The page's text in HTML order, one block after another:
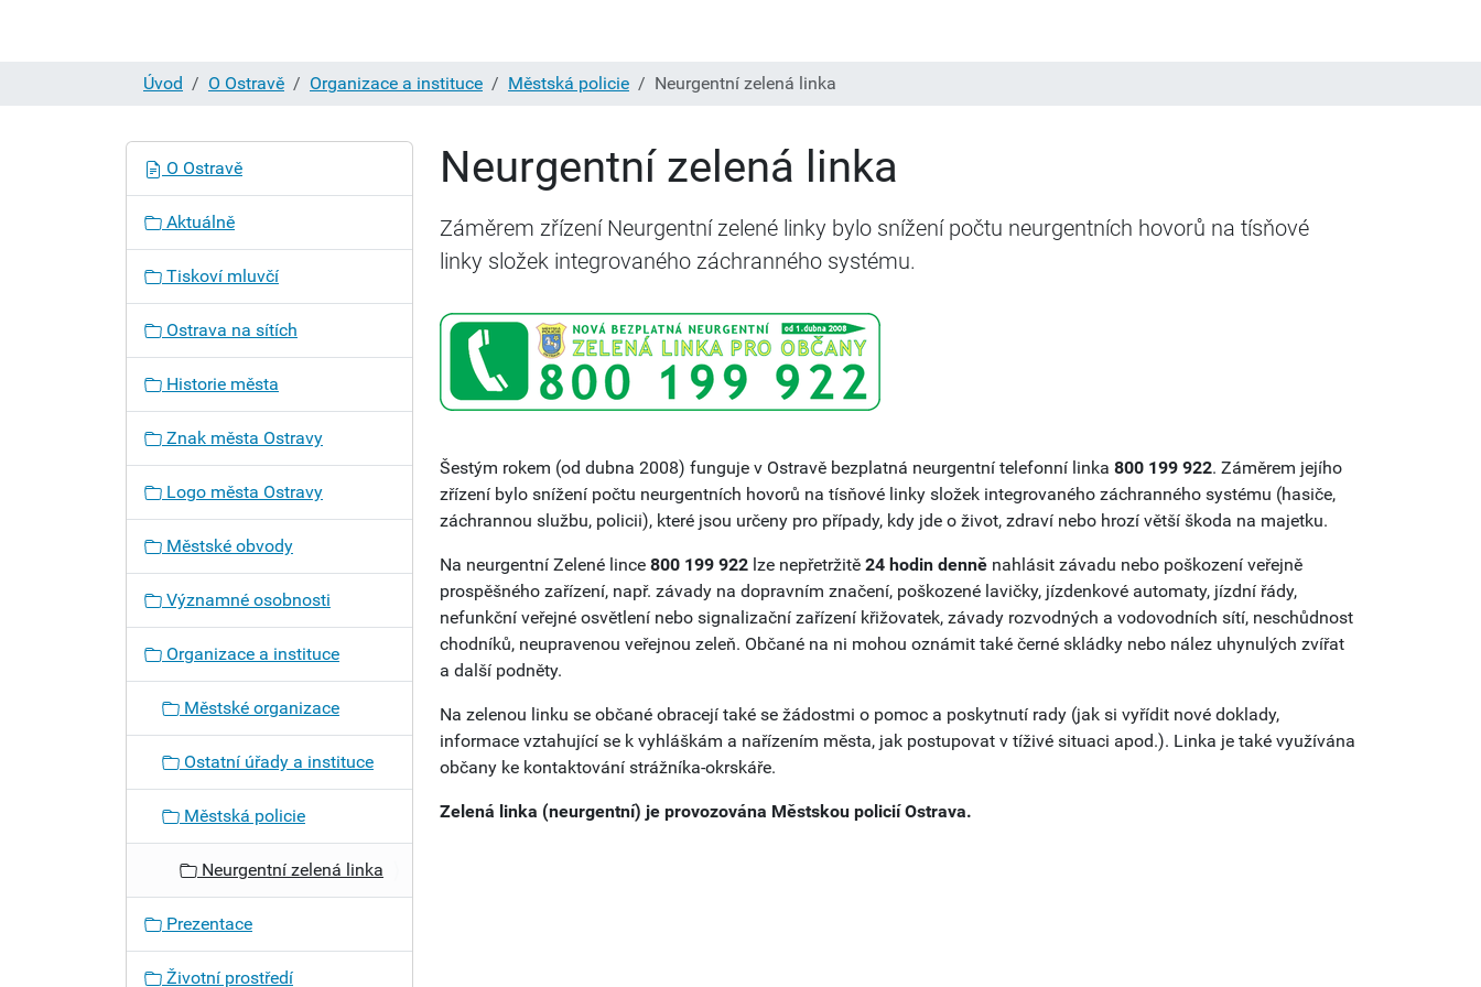
Úvod O Ostravě Organizace a instituce Městská policie Neurgentní zelená linka
Neurgentní zelená linka
Záměrem zřízení Neurgentní zelené linky bylo snížení počtu neurgentních hovorů na tísňové
linky složek integrovaného záchranného systému.
Šestým rokem (od dubna 2008) funguje v Ostravě bezplatná neurgentní telefonní linka 800 199 922. Záměrem jejího
zřízení bylo snížení počtu neurgentních hovorů na tísňové linky složek integrovaného záchranného systému (hasiče,
záchrannou službu, policii), které jsou určeny pro případy, kdy jde o život, zdraví nebo hrozí větší škoda na majetku.
Na neurgentní Zelené lince 800 199 922 lze nepřetržitě 24 hodin denně nahlásit závadu nebo poškození veřejně
prospěšného zařízení, např. závady na dopravním značení, poškozené lavičky, jízdenkové automaty, jízdní řády,
nefunkční veřejné osvětlení nebo signalizační zařízení křižovatek, závady rozvodných a vodovodních sítí, neschůdnost
chodníků, neupravenou veřejnou zeleň. Občané na ni mohou oznámit také černé skládky nebo nález uhynulých zvířat
a další podněty.
Na zelenou linku se občané obracejí také se žádostmi o pomoc a poskytnutí rady (jak si vyřídit nové doklady,
informace vztahující se k vyhláškám a nařízením města, jak postupovat v tíživé situaci apod.). Linka je také využívána
občany ke kontaktování strážníka-okrskáře.
Zelená linka (neurgentní) je provozována Městskou policií Ostrava.
O Ostravě
Aktuálně
Tiskoví mluvčí
Ostrava na sítích
Historie města
Znak města Ostravy
Logo města Ostravy
Městské obvody
Významné osobnosti
Organizace a instituce
Městské organizace
Ostatní úřady a instituce
Městská policie
Neurgentní zelená linka
Prezentace
Životní prostředí